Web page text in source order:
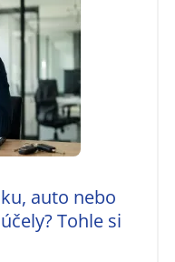
auto nebo
Tohle si